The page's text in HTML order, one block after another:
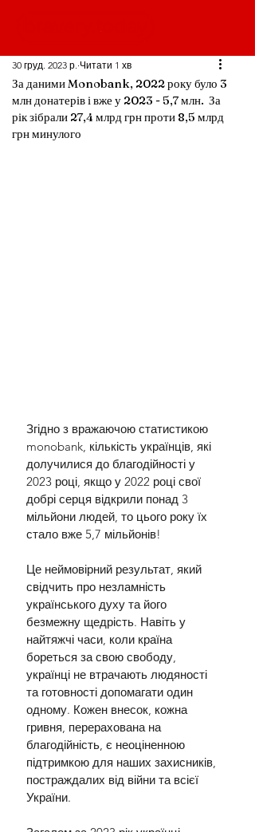
За даними Monobank, 2022 року було 3
млн донатерів і вже у 2023 - 5,7 млн. За
рік зібрали 27,4 млрд грн проти 8,5 млрд
грн минулого
30 груд. 2023 р. Читати 1 хв
Згідно з вражаючою статистикою
monobank, кількість українців, які
долучилися до благодійності у
2023 році, якщо у 2022 році свої
добрі серця відкрили понад 3
мільйони людей, то цього року їх
стало вже 5,7 мільйонів!
Це неймовірний результат, який
свідчить про незламність
українського духу та його
безмежну щедрість. Навіть у
найтяжчі часи, коли країна
бореться за свою свободу,
українці не втрачають людяності
та готовності допомагати один
одному. Кожен внесок, кожна
гривня, перерахована на
благодійність, є неоціненною
підтримкою для наших захисників,
постраждалих від війни та всієї
України.